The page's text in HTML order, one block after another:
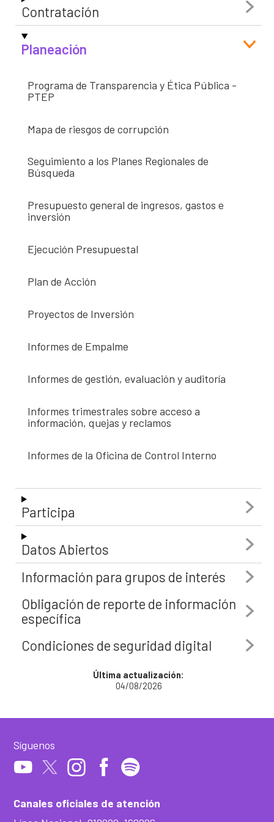
Contratación
Planeación
Programa de Transparencia y Ética Pública -
PTEP
Mapa de riesgos de corrupción
Seguimiento a los Planes Regionales de
Búsqueda
Presupuesto general de ingresos, gastos e
inversión
Ejecución Presupuestal
Plan de Acción
Proyectos de Inversión
Informes de Empalme
Informes de gestión, evaluación y auditoría
Informes trimestrales sobre acceso a
información, quejas y reclamos
Informes de la Oficina de Control Interno
Participa
Datos Abiertos
Información para grupos de interés
Obligación de reporte de información
específica
Condiciones de seguridad digital
Última actualización:
04/08/2026
Canales oficiales de atención
Síguenos